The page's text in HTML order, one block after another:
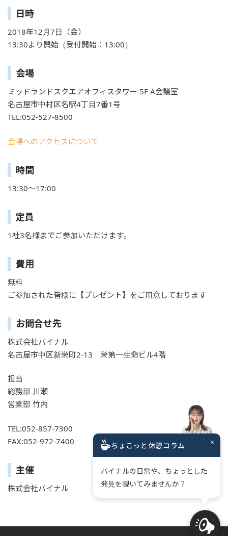
日時
2018年12月7日（金）
13:30より開始（受付開始：13:00）
会場
ミッドランドスクエアオフィスタワー 5F A会議室
名古屋市中村区名駅4丁目7番1号
TEL:052-527-8500
会場へのアクセスについて
時間
13:30～17:00
定員
1社3名様までご参加いただけます。
費用
無料
ご参加された皆様に【プレゼント】をご用意しております
お問合せ先
株式会社バイナル
名古屋市中区新栄町2-13 栄第一生命ビル4階
担当
総務部 川瀬
営業部 竹内
TEL:052-857-7300
FAX:052-972-7400
主催
株式会社バイナル
×
ちょこっと休憩コラム
バイナルの日常や、ちょっとした
発見を覗いてみませんか？